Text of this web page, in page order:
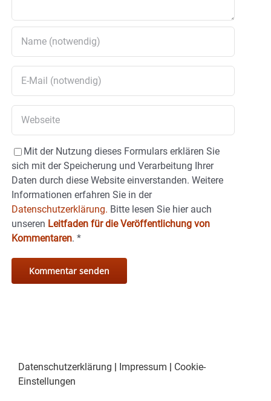
Mit der Nutzung dieses Formulars erklären Sie
sich mit der Speicherung und Verarbeitung Ihrer
Daten durch diese Website einverstanden. Weitere
Informationen erfahren Sie in der
Datenschutzerklärung. Bitte lesen Sie hier auch
unseren Leitfaden für die Veröffentlichung von
Kommentaren. *
Datenschutzerklärung | Impressum | Cookie-
Einstellungen